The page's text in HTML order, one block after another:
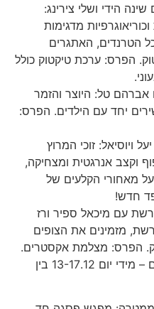
הידי ושלי צירינג:
מדגימות
האתגרים
הפרס: ערכת טיקטוק כולל
אברהם טל: היוצר והזמר
יחד עם הילדים. הפרס:
ויוסיאל: זוכי המרוץ
וקצב אנרגטית ומצחיקה,
הקלעים של
חדש!
עם מיכאל ספיר ורז
מזמינים את הצופים
הפרס: מצלמת אקסטרים.
לו"ז השידורים ברצועת הקטנטנים – מידי יום 13-17.12 בין